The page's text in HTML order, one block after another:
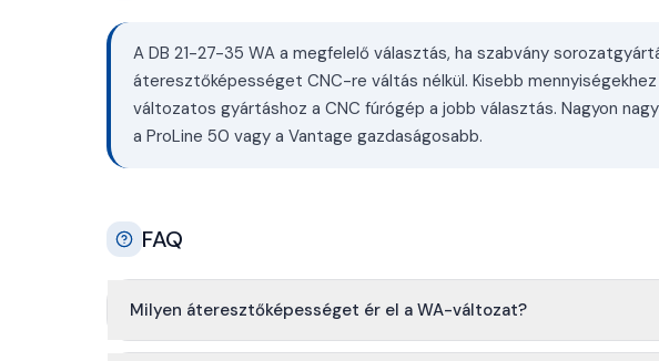
A DB 21-27-35 WA a megfelelő választás, ha szabvány
áteresztőképességet CNC-re váltás nélkül. Kisebb mennyiségekhez
változatos gyártáshoz a CNC fúrógép a jobb választás. Nagyon
a ProLine 50 vagy a Vantage gazdaságosabb.
FAQ
Milyen áteresztőképességet ér el a WA-változat?